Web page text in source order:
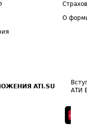
О
ATI.SU
АТИ